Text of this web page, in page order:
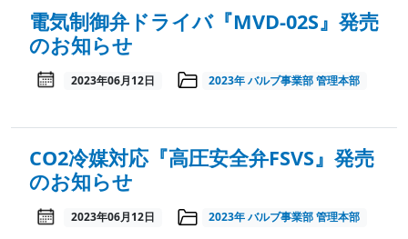
電気制御弁ドライバ『MVD-02S』発売
のお知らせ
2023年06月12日 2023年バルブ事業部管理本部
CO2冷媒対応『高圧安全弁FSVS』発売
のお知らせ
2023年06月12日 2023年バルブ事業部管理本部